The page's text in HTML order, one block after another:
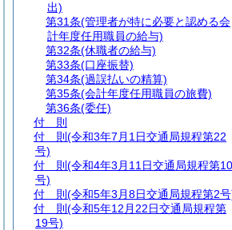
出)
第31条(管理者が特に必要と認める会
計年度任用職員の給与)
第32条(休職者の給与)
第33条(口座振替)
第34条(過誤払いの精算)
第35条(会計年度任用職員の旅費)
第36条(委任)
付 則
付 則 (令和3年7月1日交通局規程第22
号)
付 則 (令和4年3月11日交通局規程第10
号)
付 則 (令和5年3月8日交通局規程第2
付 則 (令和5年12月22日交通局規程第
19号)